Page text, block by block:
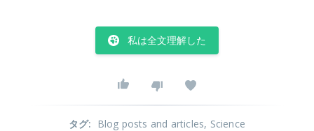
私は全文理解した
タグ: Blog posts and articles, Science